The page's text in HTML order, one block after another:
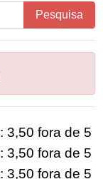
Pesquisa